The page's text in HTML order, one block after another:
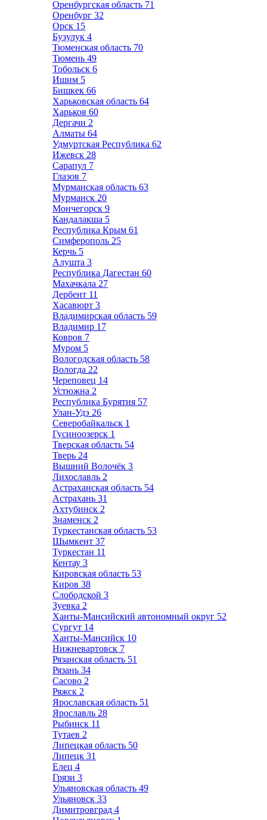
Оренбургская область 71
Оренбург 32
Орск 15
Бузулук 4
Тюменская область 70
Тюмень 49
Тобольск 6
Ишим 5
Бишкек 66
Харьковская область 64
Харьков 60
Дергачи 2
Алматы 64
Удмуртская Республика 62
Ижевск 28
Сарапул 7
Глазов 7
Мурманская область 63
Мурманск 20
Мончегорск 9
Кандалакша 5
Республика Крым 61
Симферополь 25
Керчь 5
Алушта 3
Республика Дагестан 60
Махачкала 27
Дербент 11
Хасавюрт 3
Владимирская область 59
Владимир 17
Ковров 7
Муром 5
Вологодская область 58
Вологда 22
Череповец 14
Устюжна 2
Республика Бурятия 57
Улан-Удэ 26
Северобайкальск 1
Гусиноозерск 1
Тверская область 54
Тверь 24
Вышний Волочёк 3
Лихославль 2
Астраханская область 54
Астрахань 31
Ахтубинск 2
Знаменск 2
Туркестанская область 53
Шымкент 37
Туркестан 11
Кентау 3
Кировская область 53
Киров 38
Слободской 3
Зуевка 2
Ханты-Мансийский автономный округ 52
Сургут 14
Ханты-Мансийск 10
Нижневартовск 7
Рязанская область 51
Рязань 34
Сасово 2
Ряжск 2
Ярославская область 51
Ярославль 28
Рыбинск 11
Тутаев 2
Липецкая область 50
Липецк 31
Елец 4
Грязи 3
Ульяновская область 49
Ульяновск 33
Димитровград 4